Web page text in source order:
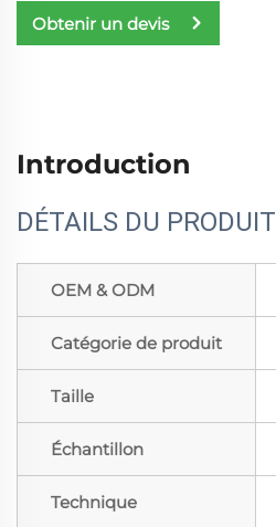
Obtenir un devis
Introduction
DÉTAILS DU PRODUIT
OEM & ODM
Catégorie de produit
Taille
Échantillon
Technique